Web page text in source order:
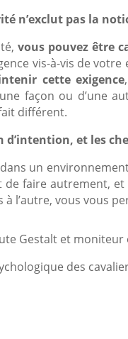
n’exclut pas la
vous pouvez être
vis-à-vis de
cette exigence
façon ou d’une
différent.
d’intention, et les
dans un
faire autrement, et
à l’autre, vous vous
Gestalt et moniteur
des